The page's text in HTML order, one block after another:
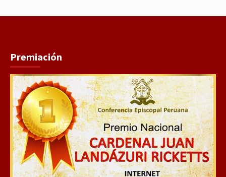
Premiación